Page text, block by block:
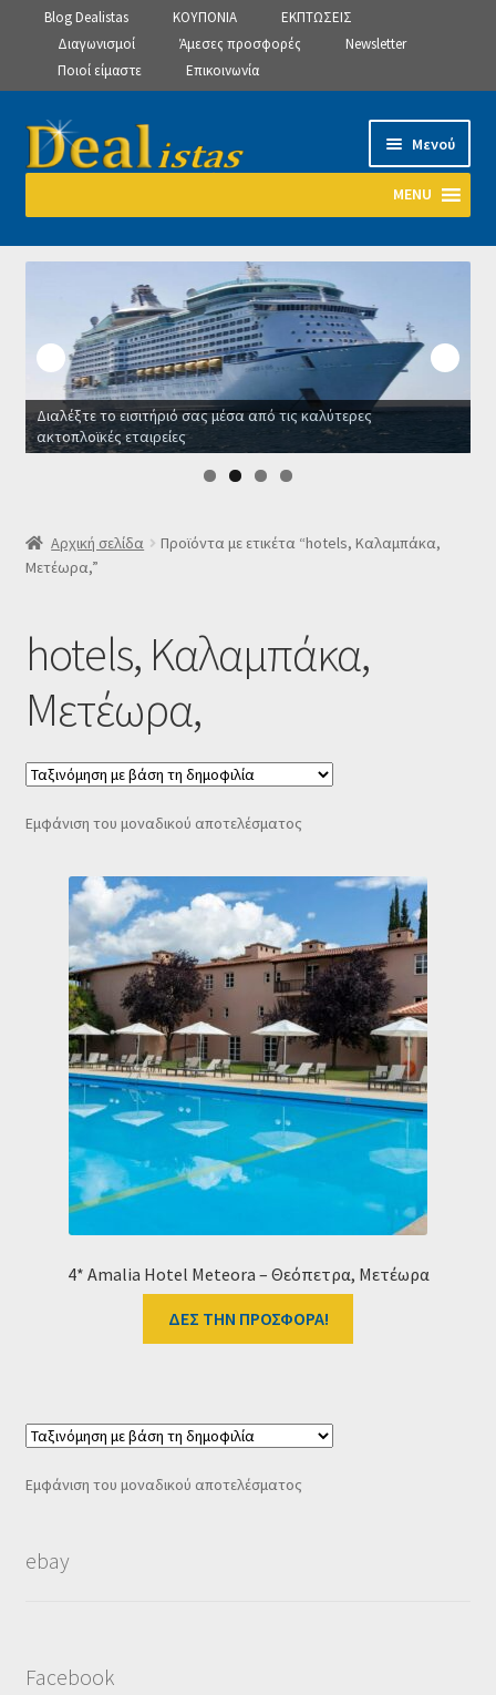
Blog Dealistas ΚΟΥΠΟΝΙΑ
ΕΚΠΤΩΣΕΙΣ
Διαγωνισμοί
Άμεσες προσφορές
Newsletter
Ποιοί είμαστε
Επικοινωνία
Απευθείας
μετάβαση
πλοήγηση
Μετάβαση
σε
Μενού
MENU
Αρχική
Manage Subscriptions
Manage Subscriptions
Manage Subscriptions
SLIDER
Δελτίο νέων
Επιβεβαίωση εγγραφής στο Newsletter του Dealistas.gr
Επικοινωνία
Καλάθι
Κατάστημα
Ο λογαριασμός μου
Ταμείο
HOME
Διαλέξτε το εισιτήριό σας μέσα από τις καλύτερες
ακτοπλοϊκές εταιρείες
Αρχική σελίδα
Προϊόντα με ετικέτα “hotels, Καλαμπάκα,
Μετέωρα,”
hotels, Καλαμπάκα,
Μετέωρα,
Εμφάνιση του μοναδικού αποτελέσματος
4* Amalia Hotel Meteora – Θεόπετρα, Μετέωρα
ΔΕΣ ΤΗΝ ΠΡΟΣΦΟΡΑ!
Εμφάνιση του μοναδικού αποτελέσματος
ebay
Facebook